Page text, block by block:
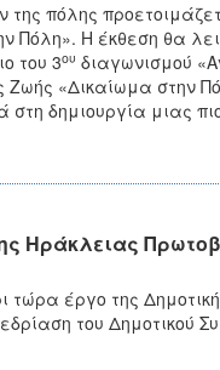
πόλης
Η έκθεση θα
του 3ου διαγωνισμού
Ζωής «Δικαίωμα στην
δημιουργία μιας
Ηράκλειας
τώρα έργο της
του Δημοτικού